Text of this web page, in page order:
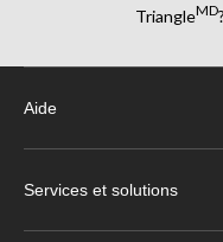
TriangleMD?
Aide
Services et solutions